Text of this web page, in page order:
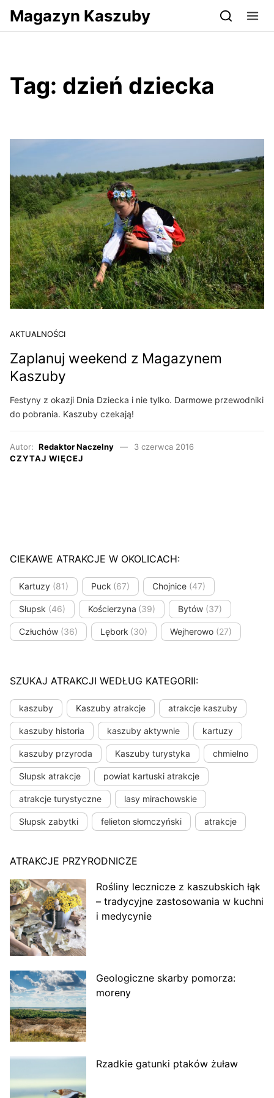
Przejdź do serwisu magazynkaszuby.pl
Magazyn Kaszuby
Tag: dzień dziecka
AKTUALNOŚCI
Zaplanuj weekend z Magazynem
Kaszuby
Festyny z okazji Dnia Dziecka i nie tylko. Darmowe przewodniki
do pobrania. Kaszuby czekają!
Autor: Redaktor Naczelny
3 czerwca 2016
CZYTAJ WIĘCEJ
CIEKAWE ATRAKCJE W OKOLICACH:
Kartuzy (81) Puck (67) Chojnice (47)
Słupsk (46) Kościerzyna (39) Bytów (37)
Człuchów (36) Lębork (30) Wejherowo (27)
SZUKAJ ATRAKCJI WEDŁUG KATEGORII:
kaszuby Kaszuby atrakcje atrakcje kaszuby
kaszuby historia kaszuby aktywnie kartuzy
kaszuby przyroda Kaszuby turystyka chmielno
Słupsk atrakcje powiat kartuski atrakcje
atrakcje turystyczne lasy mirachowskie
Słupsk zabytki felieton słomczyński atrakcje
ATRAKCJE PRZYRODNICZE
Rośliny lecznicze z kaszubskich łąk
– tradycyjne zastosowania w kuchni
i medycynie
Geologiczne skarby pomorza:
moreny
Rzadkie gatunki ptaków żuław